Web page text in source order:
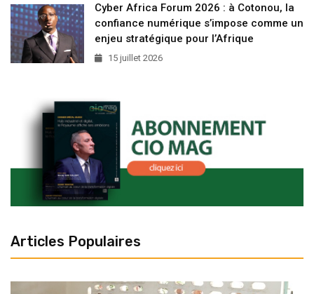
Cyber Africa Forum 2026 : à Cotonou, la
confiance numérique s’impose comme un
enjeu stratégique pour l’Afrique
15 juillet 2026
Articles Populaires